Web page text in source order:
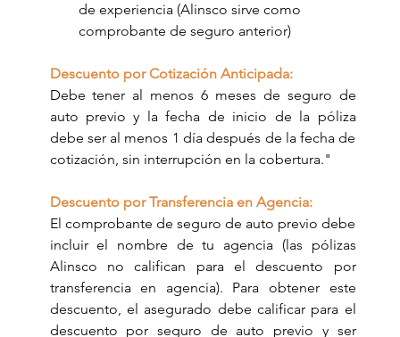
de experiencia (Alinsco sirve como
comprobante de seguro anterior)
Descuento por Cotización Anticipada:
Debe tener al menos 6 meses de seguro de
auto previo y la fecha de inicio de la póliza
debe ser al menos 1 día después de la fecha de
cotización, sin interrupción en la cobertura."
Descuento por Transferencia en Agencia:
El comprobante de seguro de auto previo debe
incluir el nombre de tu agencia (las pólizas
Alinsco no califican para el descuento por
transferencia en agencia). Para obtener este
descuento, el asegurado debe calificar para el
descuento por seguro de auto previo y ser